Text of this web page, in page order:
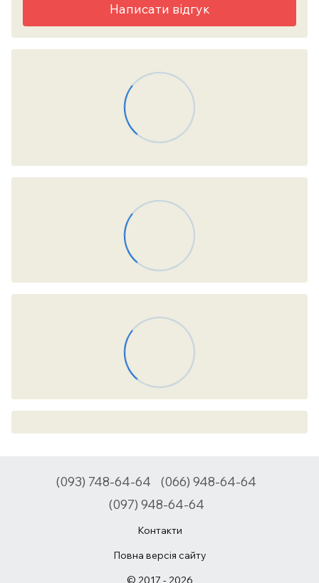
Написати відгук
(093) 748-64-64
(066) 948-64-64
(097) 948-64-64
Контакти
Повна версія сайту
© 2017 - 2026